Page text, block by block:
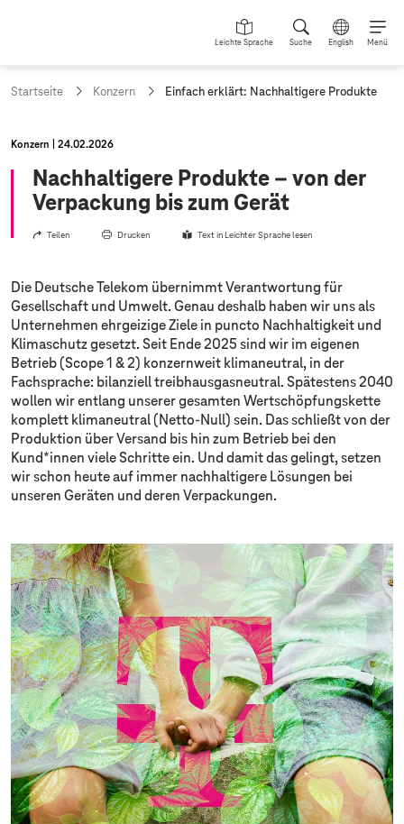
Leichte Sprache Suche English Menü
Startseite Konzern
a
l
l
e
e
:
Einfach erklärt: Nachhaltigere Produkte
Konzern 24.02.2026
Nachhaltigere Produkte – von der
Verpackung bis zum Gerät
Teilen Drucken Text in Leichter Sprache lesen
Die Deutsche Telekom übernimmt Verantwortung für
Gesellschaft und Umwelt. Genau deshalb haben wir uns als
Unternehmen ehrgeizige Ziele in puncto Nachhaltigkeit und
Klimaschutz gesetzt. Seit Ende 2025 sind wir im eigenen
Betrieb (Scope 1 & 2) konzernweit klimaneutral, in der
Fachsprache: bilanziell treibhausgasneutral. Spätestens 2040
wollen wir entlang unserer gesamten Wertschöpfungskette
komplett klimaneutral (Netto-Null) sein. Das schließt von der
Produktion über Versand bis hin zum Betrieb bei den
Kund*innen viele Schritte ein. Und damit das gelingt, setzen
wir schon heute auf immer nachhaltigere Lösungen bei
unseren Geräten und deren Verpackungen.